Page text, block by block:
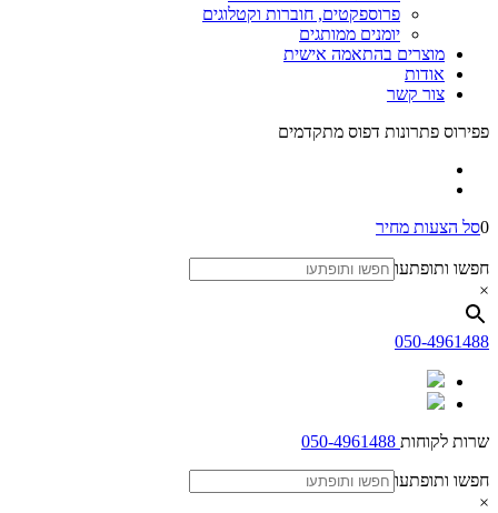
פרוספקטים, חוברות וקטלוגים
יומנים ממותגים
מוצרים בהתאמה אישית
אודות
צור קשר
פפירוס פתרונות דפוס מתקדמים
0סל הצעות מחיר
חפשו ותופתעו
×
050-4961488
שרות לקוחות
חפשו ותופתעו
×